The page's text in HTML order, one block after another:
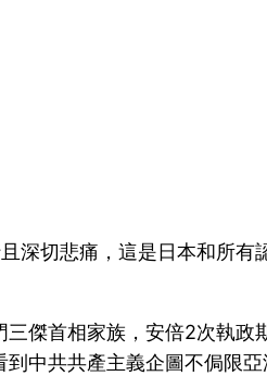
深切悲痛，這是日本和所有
傑首相家族，安倍2次執政
中共共產主義企圖不侷限